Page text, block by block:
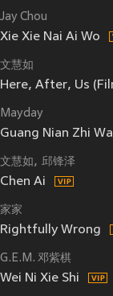
Jay Chou
Xie Xie Nai Ai Wo
文慧如
Here, After, Us
Mayday
Guang Nian Zhi
文慧如 邱锋泽
Chen Ai
家家
Rightfully Wrong
G.E.M. 邓紫棋
Wei Ni Xie Shi